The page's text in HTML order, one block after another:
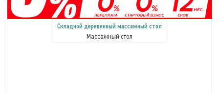
Складной деревянный массажный стол
Массажный стол